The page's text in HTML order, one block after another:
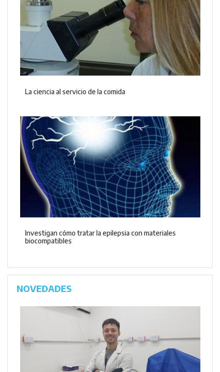
La ciencia al servicio de la comida
Investigan cómo tratar la epilepsia con materiales
biocompatibles
NOVEDADES